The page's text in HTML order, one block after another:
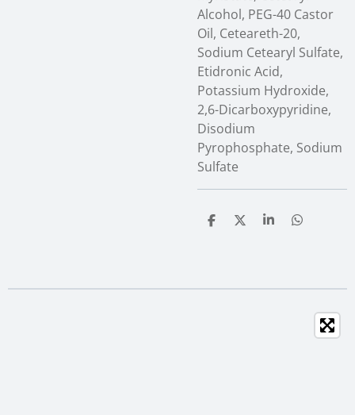
Alcohol, PEG-40 Castor
Oil, Ceteareth-20,
Sodium Cetearyl Sulfate,
Etidronic Acid,
Potassium Hydroxide,
2,6-Dicarboxypyridine,
Disodium
Pyrophosphate, Sodium
Sulfate
T
n
T
n
T
n
T
n